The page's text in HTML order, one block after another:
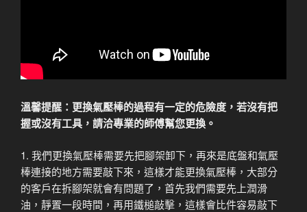
溫馨提醒：更換氣壓棒的過程有一定的危險度，若沒有把
握或沒有工具，請洽專業的師傅幫您更換。
1. 我們更換氣壓棒需要先把腳架卸下，再來是底盤和氣壓
棒連接的地方需要敲下來，這樣才能更換氣壓棒，大部分
的客戶在拆腳架就會有問題了，首先我們需要先上潤滑
油，靜置一段時間，再用鐵槌敲擊，這樣會比件容易敲下